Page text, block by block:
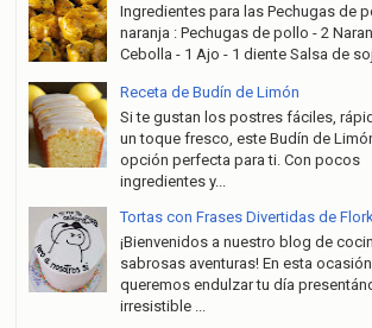
Ingredientes para las Pechugas de
naranja : Pechugas de pollo - 2
Cebolla - 1 Ajo - 1 diente Salsa de
Receta de Budín de Limón
Si te gustan los postres fáciles,
un toque fresco, este Budín de
opción perfecta para ti. Con pocos
ingredientes y...
Tortas con Frases Divertidas de
¡Bienvenidos a nuestro blog de
sabrosas aventuras! En esta ocasión,
queremos endulzar tu día
irresistible ...